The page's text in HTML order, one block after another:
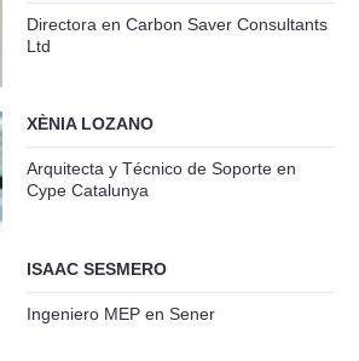
Directora en Carbon Saver Consultants
Ltd
XÈNIA LOZANO
Arquitecta y Técnico de Soporte en
Cype Catalunya
ISAAC SESMERO
Ingeniero MEP en Sener